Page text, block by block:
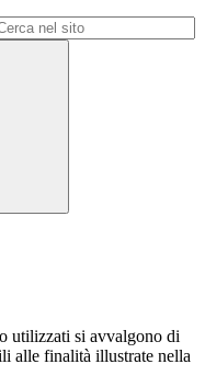
utilizzati si avvalgono di
alle finalità illustrate nella